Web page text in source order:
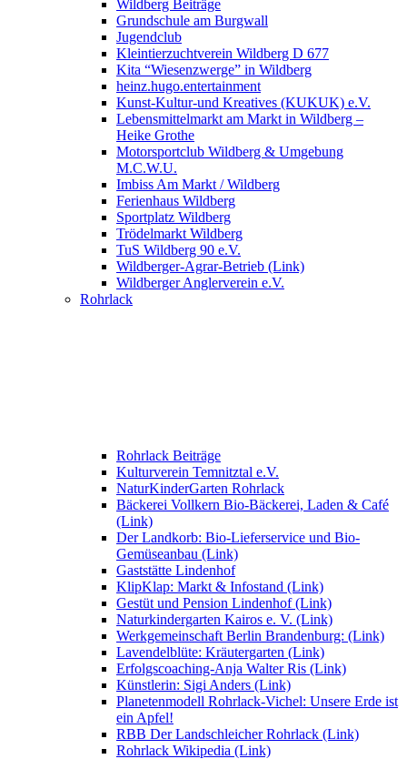
Wildberg Beiträge
Grundschule am Burgwall
Jugendclub
Kleintierzuchtverein Wildberg D 677
Kita “Wiesenzwerge” in Wildberg
heinz.hugo.entertainment
Kunst-Kultur-und Kreatives (KUKUK) e.V.
Lebensmittelmarkt am Markt in Wildberg –
Heike Grothe
Motorsportclub Wildberg & Umgebung
M.C.W.U.
Imbiss Am Markt / Wildberg
Ferienhaus Wildberg
Sportplatz Wildberg
Trödelmarkt Wildberg
TuS Wildberg 90 e.V.
Wildberger-Agrar-Betrieb (Link)
Wildberger Anglerverein e.V.
Rohrlack
Rohrlack Beiträge
Kulturverein Temnitztal e.V.
NaturKinderGarten Rohrlack
Bäckerei Vollkern Bio-Bäckerei, Laden & Café
(Link)
Der Landkorb: Bio-Lieferservice und Bio-
Gemüseanbau (Link)
Gaststätte Lindenhof
KlipKlap: Markt & Infostand (Link)
Gestüt und Pension Lindenhof (Link)
Naturkindergarten Kairos e. V. (Link)
Werkgemeinschaft Berlin Brandenburg: (Link)
Lavendelblüte: Kräutergarten (Link)
Erfolgscoaching-Anja Walter Ris (Link)
Künstlerin: Sigi Anders (Link)
Planetenmodell Rohrlack-Vichel: Unsere Erde ist
ein Apfel!
RBB Der Landschleicher Rohrlack (Link)
Rohrlack Wikipedia (Link)